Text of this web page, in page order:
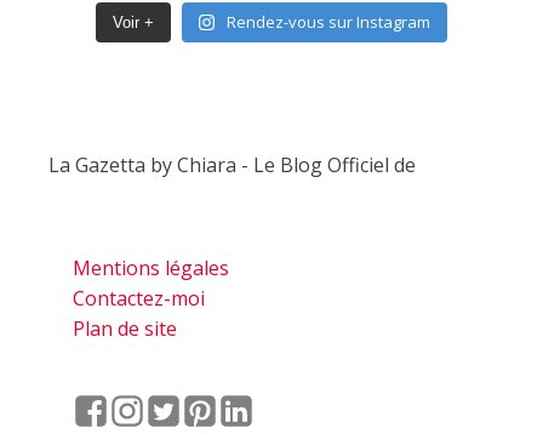
Voir + Rendez-vous sur Instagram
La Gazetta by Chiara - Le Blog Officiel de
Mentions légales
Contactez-moi
Plan de site